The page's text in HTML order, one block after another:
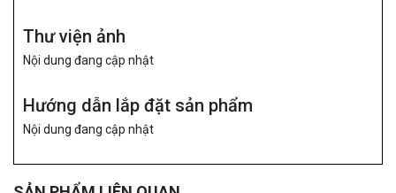
Thư viện ảnh
Nội dung đang cập nhật
Hướng dẫn lắp đặt sản phẩm
Nội dung đang cập nhật